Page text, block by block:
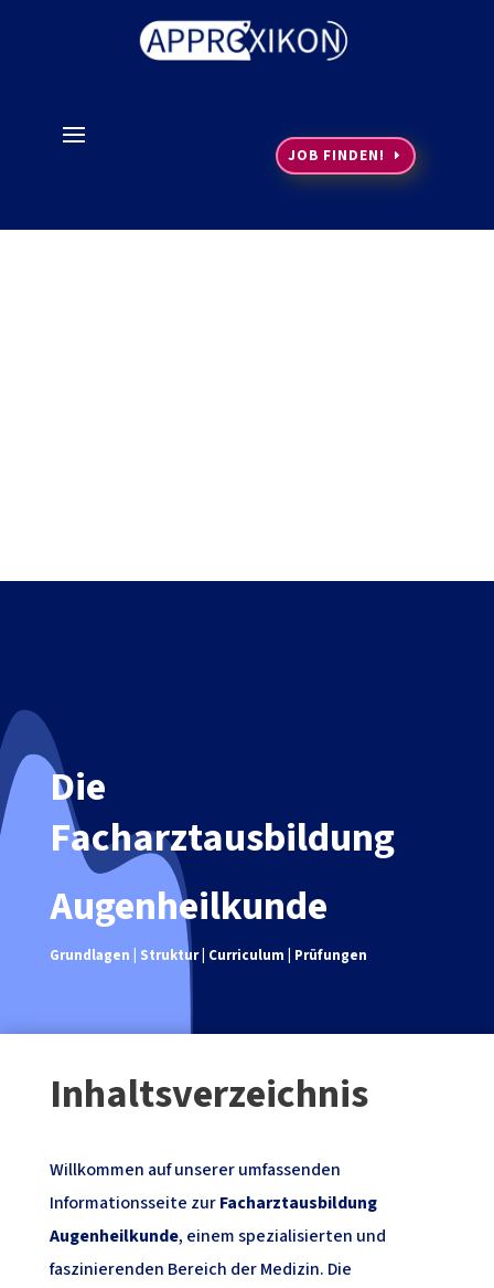
JOB FINDEN!
Die
Facharztausbildung
Augenheilkunde
Grundlagen | Struktur | Curriculum | Prüfungen
Inhaltsverzeichnis
Willkommen auf unserer umfassenden
Informationsseite zurFacharztausbildung
Augenheilkunde, einem spezialisierten und
faszinierenden Bereich der Medizin. Die